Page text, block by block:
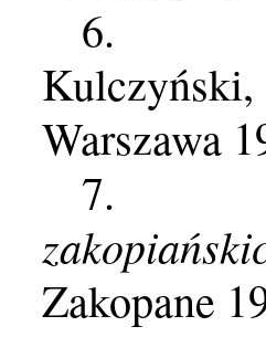
6.
Warszawa
7.
Zakopane